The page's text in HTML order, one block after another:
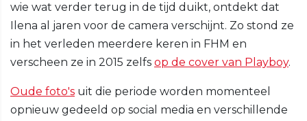
wie wat verder terug in de tijd duikt, ontdekt dat
Ilena al jaren voor de camera verschijnt. Zo stond ze
in het verleden meerdere keren in FHM en
verscheen ze in 2015 zelfs op de cover van Playboy.
Oude foto's uit die periode worden momenteel
opnieuw gedeeld op social media en verschillende